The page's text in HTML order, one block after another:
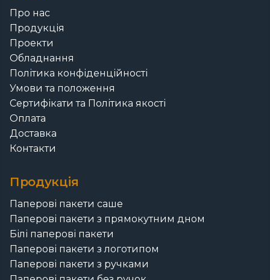
Про нас
Продукція
Проекти
Обладнання
Політика конфіденційності
Умови та положення
Сертифікати та Політика якості
Оплата
Доставка
Контакти
Продукція
Паперові пакети саше
Паперові пакети з прямокутним дном
Білі паперові пакети
Паперові пакети з логотипом
Паперові пакети з ручками